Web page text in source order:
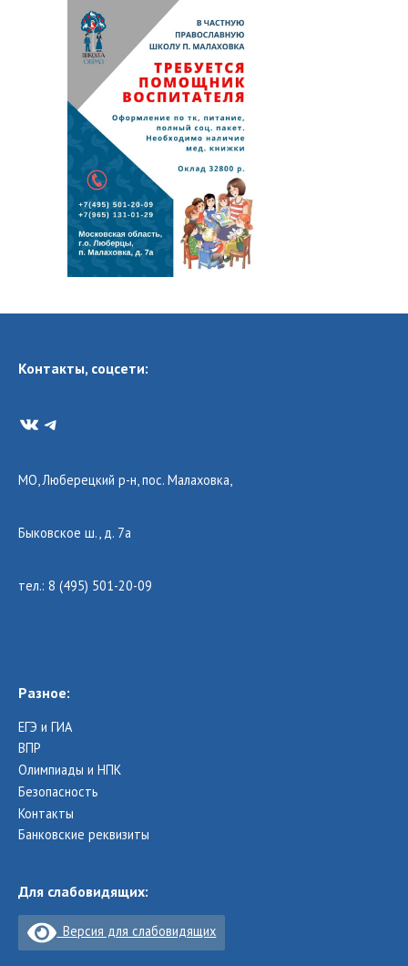
Контакты, соцсети:
VKTelegram
МО, Люберецкий р-н, пос. Малаховка,
Быковское ш., д. 7а
тел.: 8 (495) 501-20-09
Разное:
ЕГЭ и ГИА
ВПР
Олимпиады и НПК
Безопасность
Контакты
Банковские реквизиты
Для слабовидящих:
Версия для слабовидящих